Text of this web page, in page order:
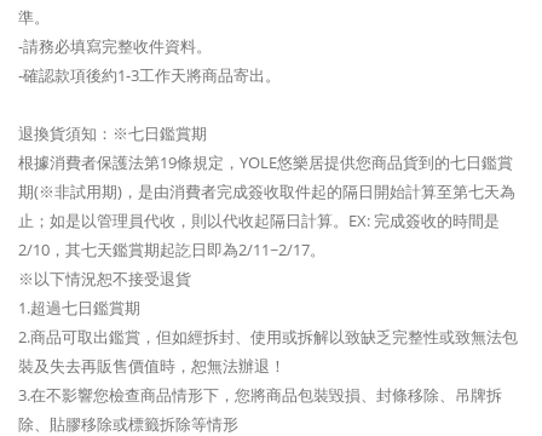
準。
-請務必填寫完整收件資料。
-確認款項後約1-3工作天將商品寄出。
退換貨須知：※七日鑑賞期
根據消費者保護法第19條規定，YOLE悠樂居提供您商品貨到的七日鑑賞
期(※非試用期)，是由消費者完成簽收取件起的隔日開始計算至第七天為
止；如是以管理員代收，則以代收起隔日計算。EX: 完成簽收的時間是
2/10，其七天鑑賞期起訖日即為2/11~2/17。
※以下情況恕不接受退貨
1.超過七日鑑賞期
2.商品可取出鑑賞，但如經拆封、使用或拆解以致缺乏完整性或致無法包
裝及失去再販售價值時，恕無法辦退！
3.在不影響您檢查商品情形下，您將商品包裝毀損、封條移除、吊牌拆
除、貼膠移除或標籤拆除等情形